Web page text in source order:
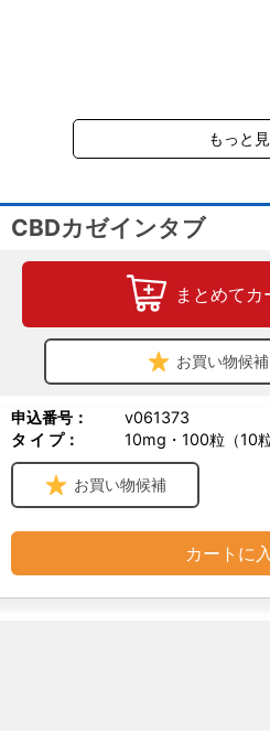
1日当たり、以下の量を目安に1～2
［犬］
5kg 未満：1～2粒
5～15 kg：2～3粒
15kg 以上：3～4粒
1粒
貯法
直射日光を避け、涼しい場所に保管
小児の手の届かないところに保管し
●包装
受けます。
もっと
CBDカゼインタブ
まとめてカ
お買い物候補
申込番号：
v061373
タ イ プ：
10mg・100粒（10
お買い物候補
カートに